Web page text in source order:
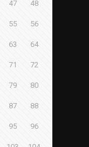
47 48
55 56
63 64
71 72
79 80
87 88
95 96